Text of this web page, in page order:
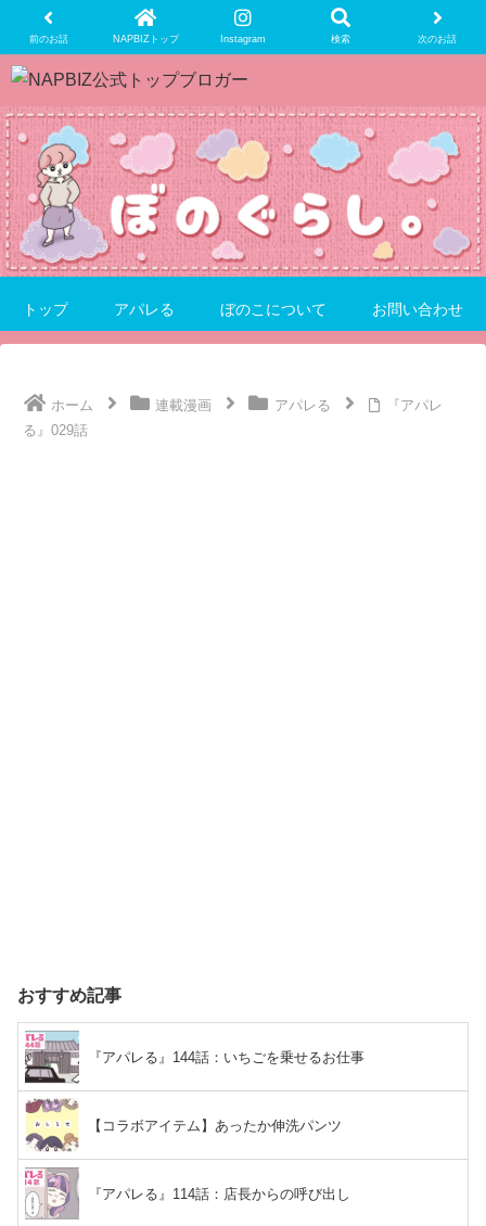
前のお話 NAPBIZトップ Instagram 検索 次のお話
トップ アパレる ぼのこについて お問い合わせ
ホーム 連載漫画 アパレる
『アパレ
る』029話
おすすめ記事
『アパレる』144話：いちごを乗せるお仕事
【コラボアイテム】あったか伸洗パンツ
『アパレる』114話：店長からの呼び出し